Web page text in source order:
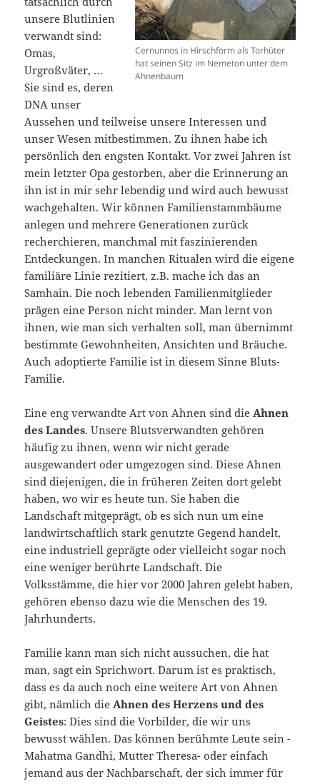
Cernunnos in Hirschform als Torhüter
hat seinen Sitz im Nemeton unter dem
Ahnenbaum
unsere Blutlinien
verwandt sind:
Omas,
Urgroßväter, …
Sie sind es, deren
DNA unser
Aussehen und teilweise unsere Interessen und
unser Wesen mitbestimmen. Zu ihnen habe ich
persönlich den engsten Kontakt. Vor zwei Jahren ist
mein letzter Opa gestorben, aber die Erinnerung an
ihn ist in mir sehr lebendig und wird auch bewusst
wachgehalten. Wir können Familienstammbäume
anlegen und mehrere Generationen zurück
recherchieren, manchmal mit faszinierenden
Entdeckungen. In manchen Ritualen wird die eigene
familiäre Linie rezitiert, z.B. mache ich das an
Samhain. Die noch lebenden Familienmitglieder
prägen eine Person nicht minder. Man lernt von
ihnen, wie man sich verhalten soll, man übernimmt
bestimmte Gewohnheiten, Ansichten und Bräuche.
Auch adoptierte Familie ist in diesem Sinne Bluts-
Familie.
Eine eng verwandte Art von Ahnen sind die Ahnen
des Landes. Unsere Blutsverwandten gehören
häufig zu ihnen, wenn wir nicht gerade
ausgewandert oder umgezogen sind. Diese Ahnen
sind diejenigen, die in früheren Zeiten dort gelebt
haben, wo wir es heute tun. Sie haben die
Landschaft mitgeprägt, ob es sich nun um eine
landwirtschaftlich stark genutzte Gegend handelt,
eine industriell geprägte oder vielleicht sogar noch
eine weniger berührte Landschaft. Die
Volksstämme, die hier vor 2000 Jahren gelebt haben,
gehören ebenso dazu wie die Menschen des 19.
Jahrhunderts.
Familie kann man sich nicht aussuchen, die hat
man, sagt ein Sprichwort. Darum ist es praktisch,
dass es da auch noch eine weitere Art von Ahnen
gibt, nämlich die Ahnen des Herzens und des
Geistes: Dies sind die Vorbilder, die wir uns
bewusst wählen. Das können berühmte Leute sein -
Mahatma Gandhi, Mutter Theresa- oder einfach
jemand aus der Nachbarschaft, der sich immer für